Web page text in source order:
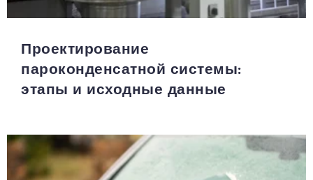
Проектирование
пароконденсатной системы:
этапы и исходные данные